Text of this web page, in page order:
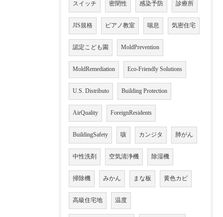
スイッチ 密閉性 感染予防 診療所
JIS規格 ピアノ教室 喘息 気密住宅
認定こども園 MoldPrevention
MoldRemediation Eco-Friendly Solutions
U.S. Distributo Building Protection
AirQuality ForeignResidents
BuildingSafety 咳 カンジタ 肺がん
中性洗剤 空気清浄機 除湿機
掃除機 みかん まな板 黄色カビ
高級住宅地 温度